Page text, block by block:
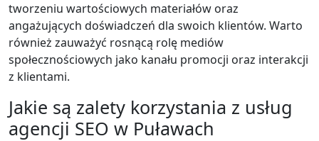
tworzeniu wartościowych materiałów oraz
angażujących doświadczeń dla swoich klientów. Warto
również zauważyć rosnącą rolę mediów
społecznościowych jako kanału promocji oraz interakcji
z klientami.
Jakie są zalety korzystania z usług
agencji SEO w Puławach